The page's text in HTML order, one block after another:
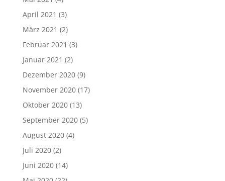
April 2021 (3)
März 2021 (2)
Februar 2021 (3)
Januar 2021 (2)
Dezember 2020(9)
November 2020(17)
Oktober 2020(13)
September 2020(5)
August 2020(4)
Juli 2020(2)
Juni 2020(14)